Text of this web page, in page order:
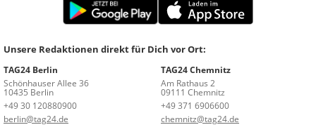
Unsere Redaktionen direkt für Dich vor Ort:
TAG24 Berlin
Schönhauser Allee 36
10435 Berlin
+49 30 120880900
berlin@tag24.de
TAG24 Chemnitz
Am Rathaus 2
09111 Chemnitz
+49 371 6906600
chemnitz@tag24.de